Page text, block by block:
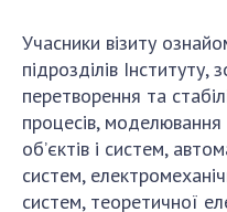
Бланки документів
НОВИНИ
ЗАСІДАННЯ
НАУКОВІ ВИДАННЯ
Учасники візиту
підрозділів Інституту,
перетворення та
процесів,
об’єктів і систем,
систем,
систем, теоретичної